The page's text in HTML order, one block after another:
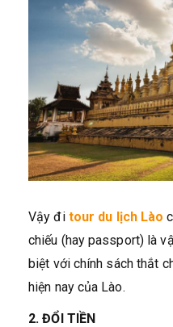
Vậy đi tour du lịch Lào
chiếu (hay passport) là
biệt với chính sách thắt
hiện nay của Lào.
2. ĐỔI TIỀN